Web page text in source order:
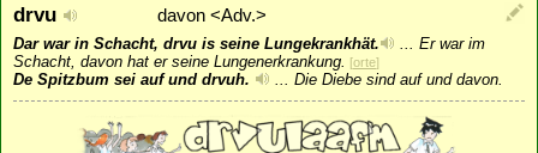
drvu davon <Adv.>
Dar war in Schacht, drvu is seine Lungekrankhät. ... Er war im
Schacht, davon hat er seine Lungenerkrankung. [orte]
De Spitzbum sei auf und drvuh. ... Die Diebe sind auf und davon.